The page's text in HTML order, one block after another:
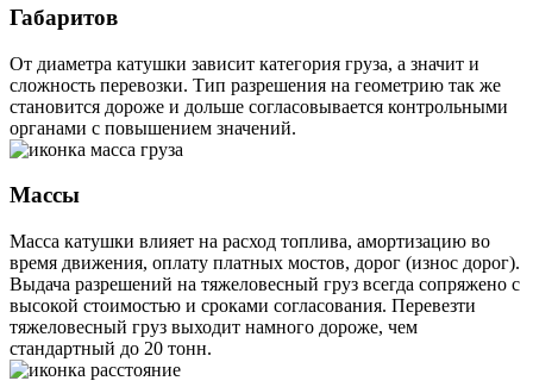
Габаритов
От диаметра катушки зависит категория груза, а значит и
сложность перевозки. Тип разрешения на геометрию так же
становится дороже и дольше согласовывается контрольными
органами с повышением значений.
Массы
Масса катушки влияет на расход топлива, амортизацию во
время движения, оплату платных мостов, дорог (износ дорог).
Выдача разрешений на тяжеловесный груз всегда сопряжено с
высокой стоимостью и сроками согласования. Перевезти
тяжеловесный груз выходит намного дороже, чем
стандартный до 20 тонн.